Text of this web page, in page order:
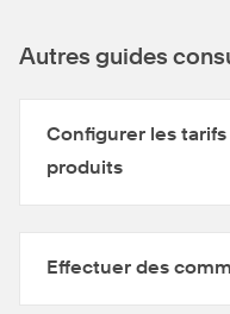
Autres guides
Configurer les
produits
Effectuer des